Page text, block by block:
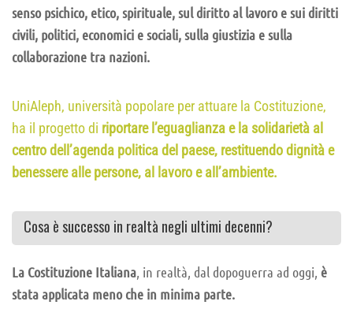
senso psichico, etico, spirituale, sul diritto al lavoro e sui diritti
civili, politici, economici e sociali, sulla giustizia e sulla
collaborazione tra nazioni.
UniAleph, università popolare per attuare la Costituzione,
ha il progetto di riportare l’eguaglianza e la solidarietà al
centro dell’agenda politica del paese, restituendo dignità e
benessere alle persone, al lavoro e all’ambiente.
Cosa è successo in realtà negli ultimi decenni?
La Costituzione Italiana, in realtà, dal dopoguerra ad oggi, è
stata applicata meno che in minima parte.